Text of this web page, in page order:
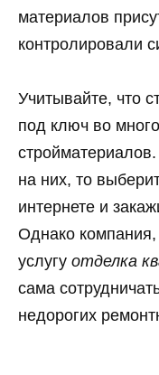
материалов
контролировали
Учитывайте, что
под ключ во
на них, то
интернете и
Однако компания,
услугу отделка
сама
недорогих